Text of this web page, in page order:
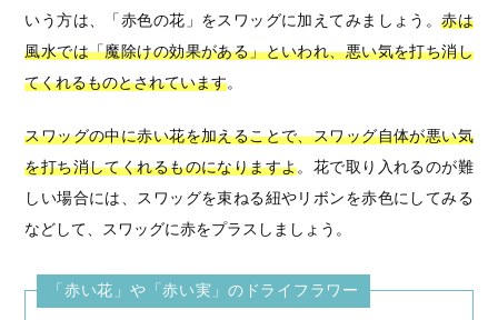
いう方は、「赤色の花」をスワッグに加えてみましょう。赤は
風水では「魔除けの効果がある」といわれ、悪い気を打ち消し
てくれるものとされています。
スワッグの中に赤い花を加えることで、スワッグ自体が悪い気
を打ち消してくれるものになりますよ。花で取り入れるのが難
しい場合には、スワッグを束ねる紐やリボンを赤色にしてみる
などして、スワッグに赤をプラスしましょう。
「赤い花」や「赤い実」のドライフラワー